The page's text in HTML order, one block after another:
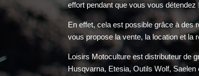
effort pendant que vous vous détendez !
En effet, cela est possible grâce à des
vous propose la vente, la location et la
Loisirs Motoculture est distributeur de
Husqvarna, Etesia, Outils Wolf, Saelen